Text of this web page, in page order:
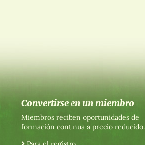
Convertirse en un miembro
Miembros reciben oportunidades de
formación continua a precio reducido.